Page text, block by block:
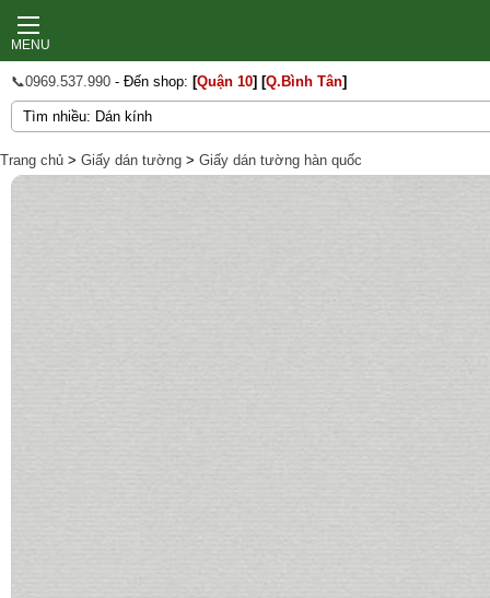
MENU
📞0969.537.990 - Đến shop: [Quận 10] [Q.Bình Tân]
Trang chủ > Giấy dán tường > Giấy dán tường hàn quốc